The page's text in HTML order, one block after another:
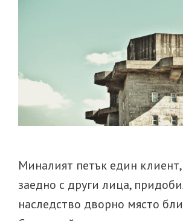
Миналият петък един
заедно с други лица,
наследство дворно място